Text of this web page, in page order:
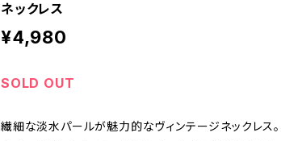
ネックレス
¥4,980
SOLD OUT
繊細な淡水パールが魅力的なヴィンテージネックレス